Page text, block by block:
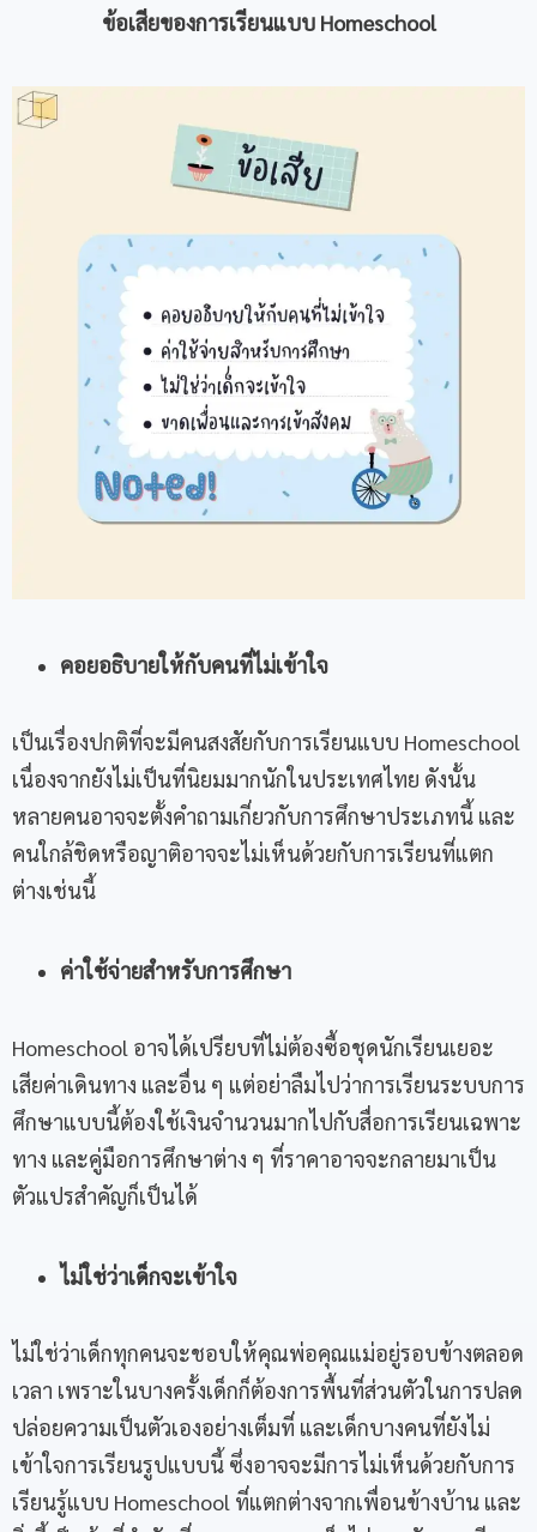
ข้อเสียของการเรียนแบบHomeschool
คอยอธิบายให้กับคนที่ไม่เข้าใจ
เป็นเรื่องปกติที่จะมีคนสงสัยกับการเรียนแบบ Homeschool
เนื่องจากยังไม่เป็นที่นิยมมากนักในประเทศไทย ดังนั้น
หลายคนอาจจะตั้งคำถามเกี่ยวกับการศึกษาประเภทนี้ และ
คนใกล้ชิดหรือญาติอาจจะไม่เห็นด้วยกับการเรียนที่แตก
ต่างเช่นนี้
ค่าใช้จ่ายสำหรับการศึกษา
Homeschool อาจได้เปรียบที่ไม่ต้องซื้อชุดนักเรียนเยอะ
เสียค่าเดินทาง และอื่น ๆ แต่อย่าลืมไปว่าการเรียนระบบการ
ศึกษาแบบนี้ต้องใช้เงินจำนวนมากไปกับสื่อการเรียนเฉพาะ
ทาง และคู่มือการศึกษาต่าง ๆ ที่ราคาอาจจะกลายมาเป็น
ตัวแปรสำคัญก็เป็นได้
ไม่ใช่ว่าเด็กจะเข้าใจ
ไม่ใช่ว่าเด็กทุกคนจะชอบให้คุณพ่อคุณแม่อยู่รอบข้างตลอด
เวลา เพราะในบางครั้งเด็กก็ต้องการพื้นที่ส่วนตัวในการปลด
ปล่อยความเป็นตัวเองอย่างเต็มที่ และเด็กบางคนที่ยังไม่
เข้าใจการเรียนรูปแบบนี้ ซึ่งอาจจะมีการไม่เห็นด้วยกับการ
เรียนรู้แบบ Homeschool ที่แตกต่างจากเพื่อนข้างบ้าน และ